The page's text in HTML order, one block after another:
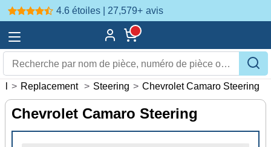
4.6 étoiles | 27,579+ avis
> Replacement > Steering > Chevrolet Camaro Steering
Chevrolet Camaro Steering